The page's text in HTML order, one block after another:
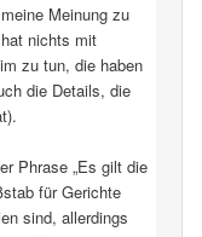
Meinung zu
nichts mit
zu tun, die haben
die Details, die
Phrase „Es gilt die
für Gerichte
sind, allerdings